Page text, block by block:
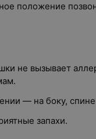
положение
не вызывает
— на боку,
запахи.